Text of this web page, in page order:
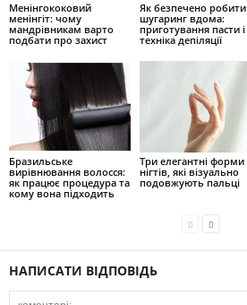
Менінгококовий
менінгіт: чому
мандрівникам варто
подбати про захист
Як безпечено робити
шугаринг вдома:
приготування пасти і
техніка депіляції
Бразильське
вирівнювання волосся:
як працює процедура та
кому вона підходить
Три елегантні форми
нігтів, які візуально
подовжують пальці
НАПИСАТИ ВІДПОВІДЬ